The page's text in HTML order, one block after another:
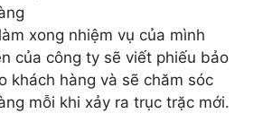
xong nhiệm vụ của mình
của công ty sẽ viết phiếu bảo
khách hàng và sẽ chăm sóc
mỗi khi xảy ra trục trặc mới.